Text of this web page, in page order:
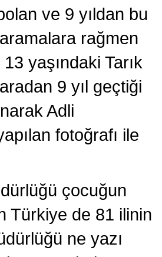
ve 9 yıldan bu
rağmen
yaşındaki Tarık
9 yıl geçtiği
Adli
fotoğrafı ile
çocuğun
Türkiye de 81 ilinin
ne yazı